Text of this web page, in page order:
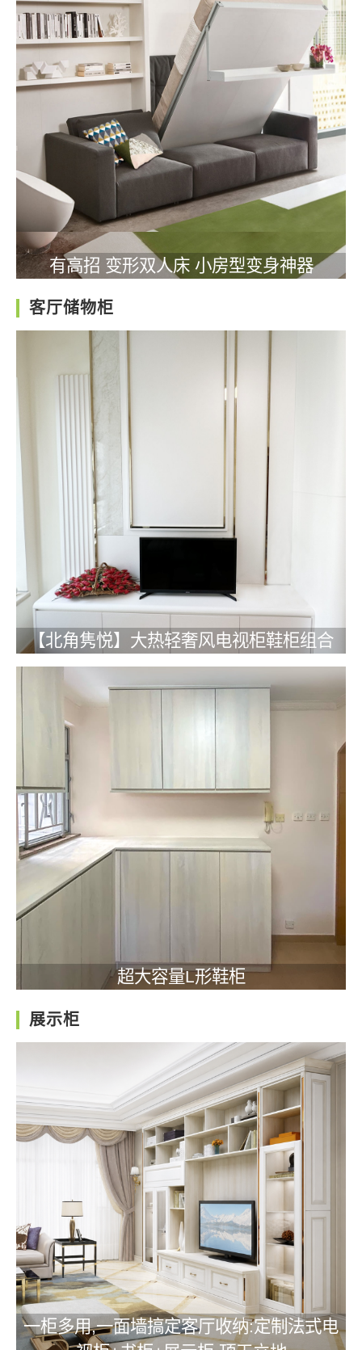
有高招 变形双人床 小房型变身神器
客厅储物柜
【北角隽悦】大热轻奢风电视柜鞋柜组合
超大容量L形鞋柜
展示柜
一柜多用,一面墙搞定客厅收纳:定制法式电